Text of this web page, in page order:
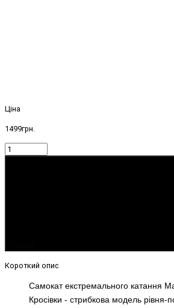
Ціна
1499грн.
Короткий опис
Самокат екстремального катання
Кросівки - стрибкова модель рівня-